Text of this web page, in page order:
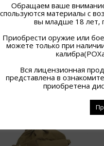
Обращаем ваше
материалы с
вы младше 18 лет,
Приобрести оружие или
можете только при
Вся лицензионная
представлена в
приобретена